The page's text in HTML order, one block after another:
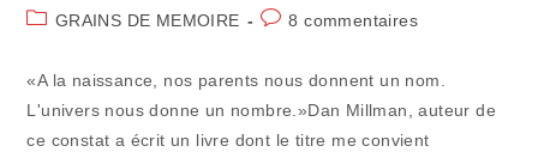
de
publiée :
PostGRAINS DE MEMOIRE
Commentaires
8 commentaires
«A la naissance, nos parents nous donnent un nom.
L'univers nous donne un nombre.»Dan Millman, auteur de
ce constat a écrit un livre dont le titre me convient